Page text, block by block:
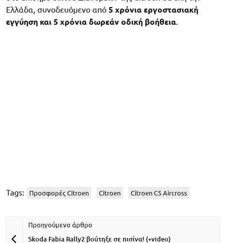
Ελλάδα, συνοδευόμενο από 5 χρόνια εργοστασιακή
εγγύηση και 5 χρόνια δωρεάν οδική βοήθεια.
Tags: Προσφορές Citroen Citroen Citroen C5 Aircross
Skoda Fabia Rally2 βούτηξε σε πισίνα! (+video)